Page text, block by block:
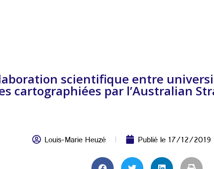
scientifique entre
cartographiées par l’Australian
Louis-Marie Heuzé Publié le17/12/2019